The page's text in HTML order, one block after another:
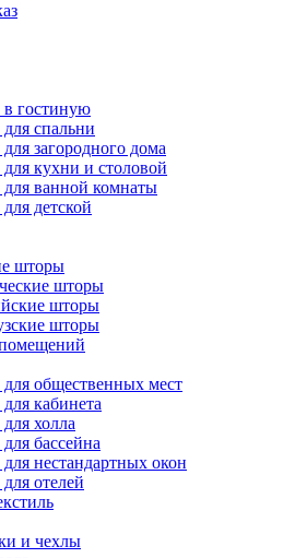
гостиную
спальни
загородного дома
кухни и столовой
ванной комнаты
детской
шторы
шторы
шторы
шторы
общественных мест
кабинета
холла
бассейна
нестандартных окон
отелей
и чехлы